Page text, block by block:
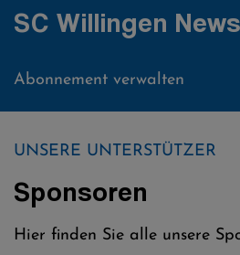
SC Willingen
Abonnement verwalten
UNSERE UNTERSTÜTZER
Sponsoren
Hier finden Sie alle unsere